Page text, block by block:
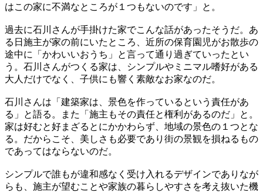
はこの家に不満なところが１つもないのです」と。
過去に石川さんが手掛けた家でこんな話があったそうだ。あ
る日施主が家の前にいたところ、近所の保育園児がお散歩の
途中に「かわいいおうち」と言って通り過ぎていったとい
う。石川さんがつくる家は、シンプルやミニマル嗜好がある
大人だけでなく、子供にも響く素敵なお家なのだ。
石川さんは「建築家は、景色を作っているという責任があ
る」と語る。また「施主もその責任と権利があるのだ」と。
家は好むと好まざるとにかかわらず、地域の景色の１つとな
る。だからこそ、美しさも必要であり街の景観を損ねるもの
であってはならないのだ。
シンプルで誰もが違和感なく受け入れるデザインでありなが
らも、施主が望むことや家族の暮らしやすさを考え抜いた機